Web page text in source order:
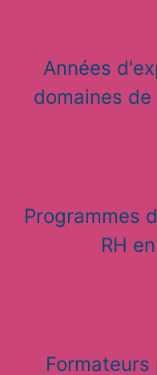
Années
domaines
Programmes
RH